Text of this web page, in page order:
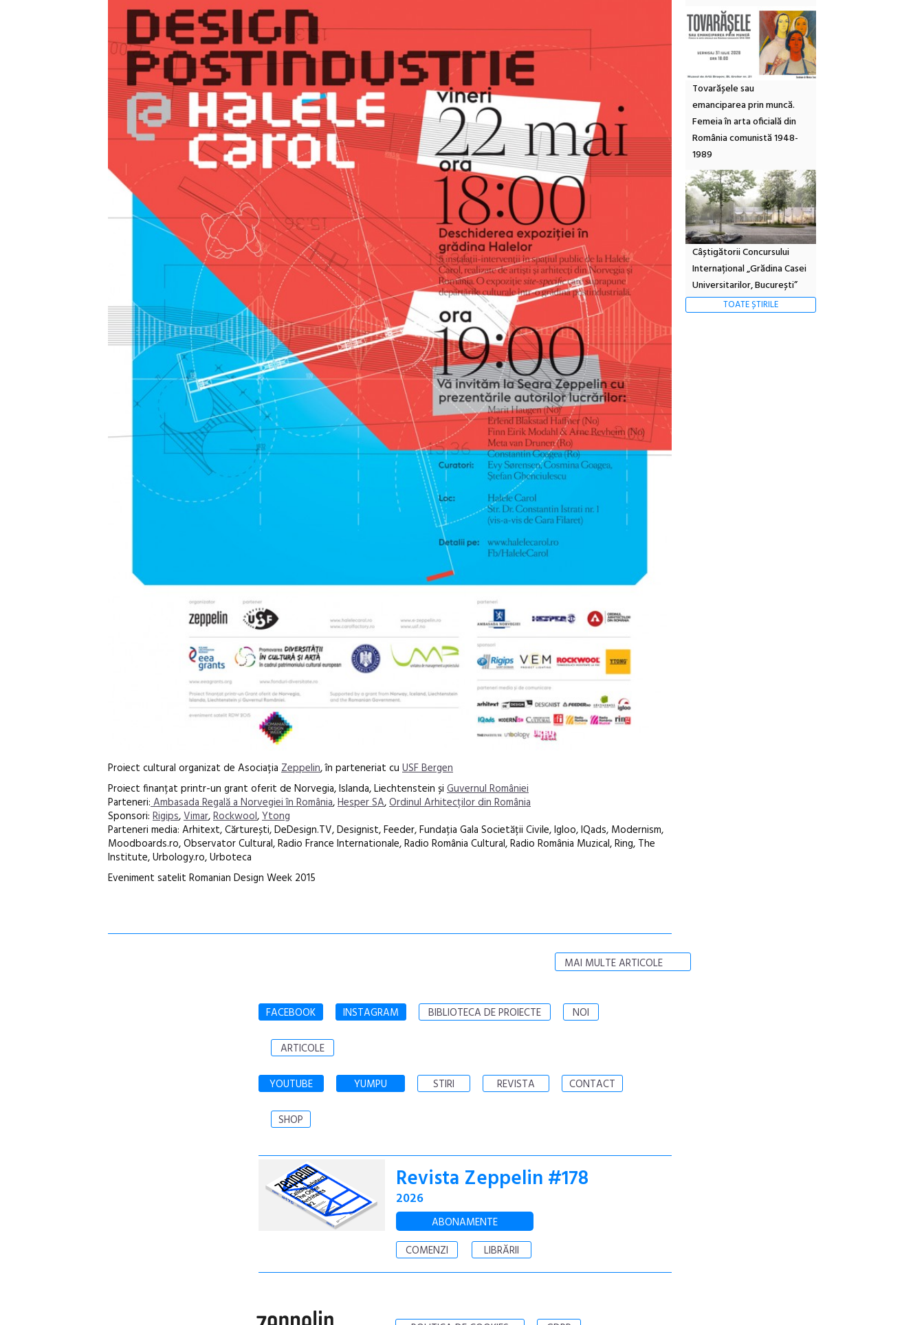
Proiect cultural organizat de Asociația Zeppelin, în parteneriat cu USF Bergen
Proiect finanțat printr-un grant oferit de Norvegia, Islanda, Liechtenstein și Guvernul României
Parteneri:Ambasada Regală a Norvegiei în România,Hesper SA,Ordinul Arhitecților din România
Sponsori: Rigips,Vimar,Rockwool,Ytong
Parteneri media: Arhitext, Cărturești, DeDesign.TV, Designist, Feeder, Fundația Gala Societății Civile, Igloo, IQads, Modernism,
Moodboards.ro, Observator Cultural, Radio France Internationale, Radio România Cultural, Radio România Muzical, Ring, The
Institute, Urbology.ro, Urboteca
Eveniment satelit Romanian Design Week 2015
MAI MULTE ARTICOLE
Tovarășele sau
emanciparea prin muncă.
Femeia în arta oficială din
România comunistă 1948-
1989
Câștigătorii Concursului
Internațional „Grădina Casei
Universitarilor, București”
TOATE ȘTIRILE
FACEBOOK INSTAGRAM BIBLIOTECA DE PROIECTE NOI
ARTICOLE
YOUTUBE YUMPU STIRI REVISTA CONTACT
SHOP
Revista Zeppelin #178
2026
ABONAMENTE
COMENZI
LIBRĂRII